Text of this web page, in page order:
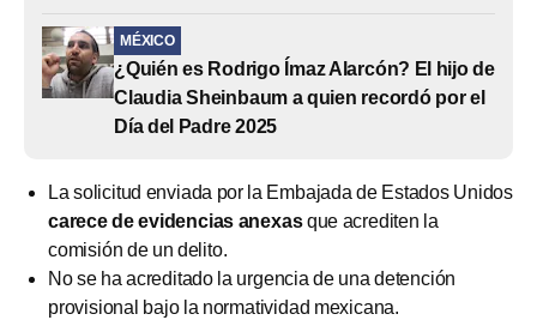
MÉXICO
¿Quién es Rodrigo Ímaz Alarcón? El hijo de
Claudia Sheinbaum a quien recordó por el
Día del Padre 2025
La solicitud enviada por la Embajada de Estados Unidos
carece de evidencias anexasque acrediten la
comisión de un delito.
No se ha acreditado la urgencia de una detención
provisional bajo la normatividad mexicana.